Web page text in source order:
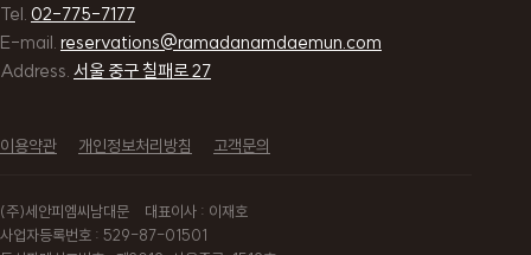
Tel. 02-775-7177
E-mail. reservations@ramadanamdaemun.com
Address. 서울 중구 칠패로 27
이용약관 개인정보처리방침 고객문의
(주)세안피엠씨남대문
대표이사 : 이재호
사업자등록번호 : 529-87-01501